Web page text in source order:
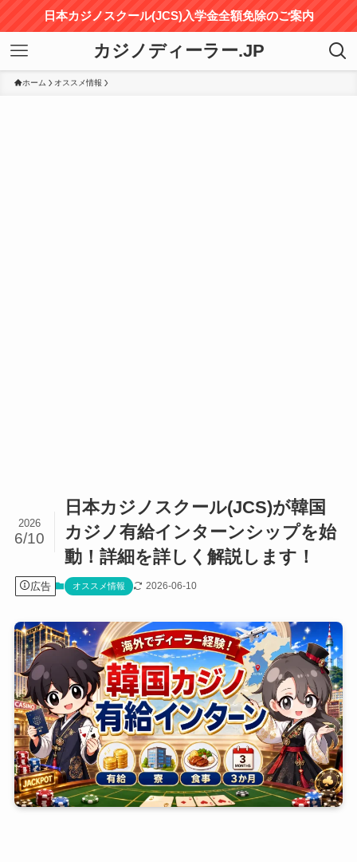
日本カジノスクール(JCS)入学金全額免除のご案内
カジノディーラー.JP
ホーム オススメ情報
日本カジノスクール(JCS)が韓国
カジノ有給インターンシップを始
動！詳細を詳しく解説します！
2026
6/10
広告 オススメ情報 2026-06-10